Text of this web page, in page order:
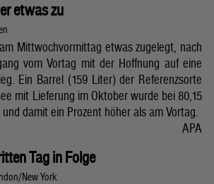
etwas zu
Mittwochvormittag etwas zugelegt, nach
vom Vortag mit der Hoffnung auf eine
Ein Barrel (159 Liter) der Referenzsorte
mit Lieferung im Oktober wurde bei 80,15
damit ein Prozent höher als am Vortag.
APA
Tag in Folge
New York